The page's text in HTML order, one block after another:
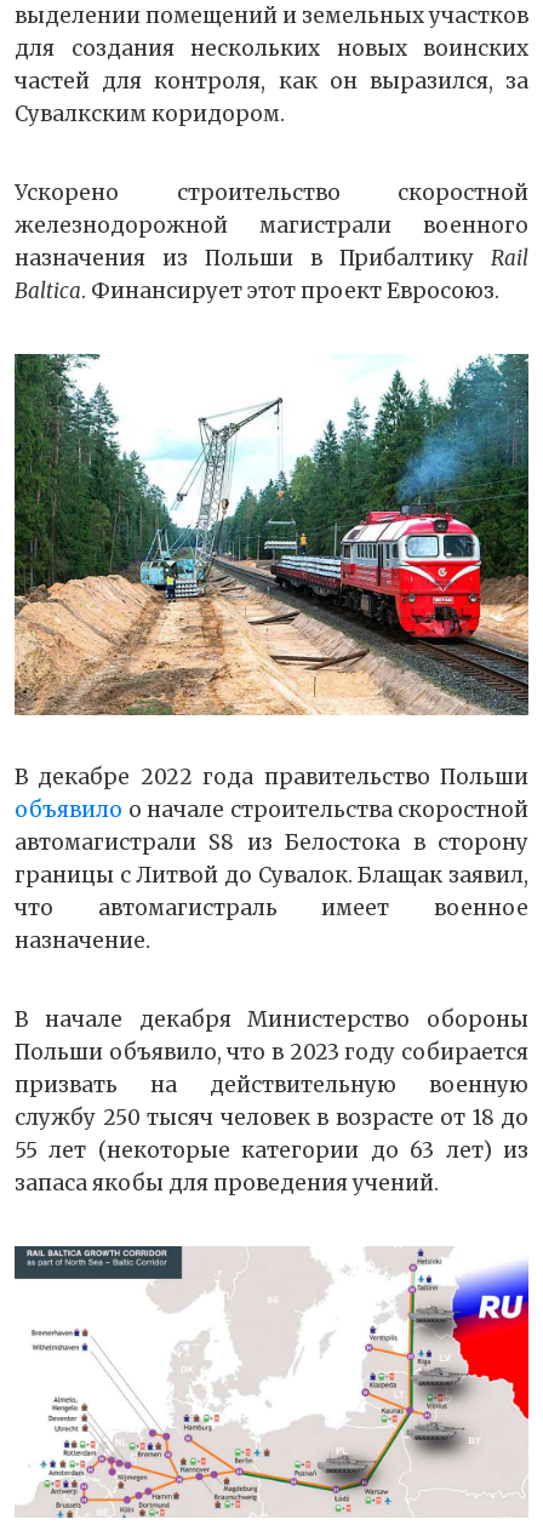
выделении помещений и земельных участков
для создания нескольких новых воинских
частей для контроля, как он выразился, за
Сувалкским коридором.
Ускорено строительство скоростной
железнодорожной магистрали военного
назначения из Польши в Прибалтику Rail
Baltica. Финансирует этот проект Евросоюз.
В декабре 2022 года правительство Польши
объявило о начале строительства скоростной
автомагистрали S8 из Белостока в сторону
границы с Литвой до Сувалок. Блащак заявил,
что автомагистраль имеет военное
назначение.
В начале декабря Министерство обороны
Польши объявило, что в 2023 году собирается
призвать на действительную военную
службу 250 тысяч человек в возрасте от 18 до
55 лет (некоторые категории до 63 лет) из
запаса якобы для проведения учений.